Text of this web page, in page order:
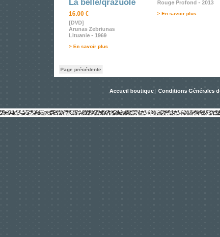
La belle/qrazuole
16.00 €
[DVD]
Arunas Zebriunas
Lituanie - 1969
> En savoir plus
Rouge Profond - 2013
> En savoir plus
Page précédente
Accueil boutique | Conditions Générales